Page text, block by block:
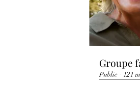
Groupe
Public · 121